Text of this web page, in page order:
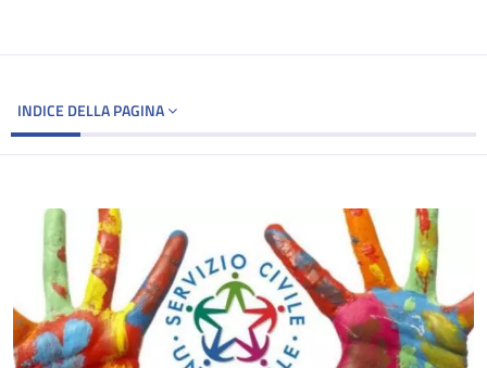
INDICE DELLA PAGINA